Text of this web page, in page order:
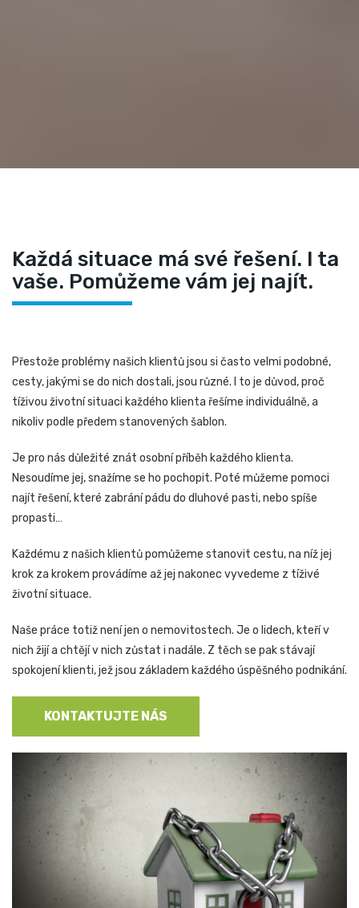
Každá situace má své řešení. I ta
vaše. Pomůžeme vám jej najít.
Přestože problémy našich klientů jsou si často velmi podobné,
cesty, jakými se do nich dostali, jsou různé. I to je důvod, proč
tíživou životní situaci každého klienta řešíme individuálně, a
nikoliv podle předem stanovených šablon.
Je pro nás důležité znát osobní příběh každého klienta.
Nesoudíme jej, snažíme se ho pochopit. Poté můžeme pomoci
najít řešení, které zabrání pádu do dluhové pasti, nebo spíše
propasti…
Každému z našich klientů pomůžeme stanovit cestu, na níž jej
krok za krokem provádíme až jej nakonec vyvedeme z tíživé
životní situace.
Naše práce totiž není jen o nemovitostech. Je o lidech, kteří v
nich žijí a chtějí v nich zůstat i nadále. Z těch se pak stávají
spokojení klienti, jež jsou základem každého úspěšného podnikání.
KONTAKTUJTE NÁS